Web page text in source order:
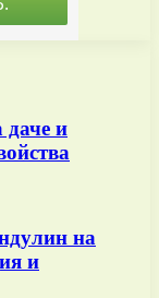
даче и
на
и